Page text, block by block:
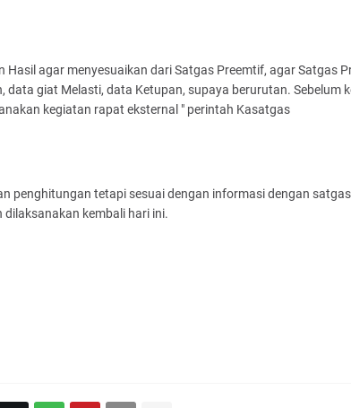
Hasil agar menyesuaikan dari Satgas Preemtif, agar Satgas
data giat Melasti, data Ketupan, supaya berurutan. Sebelum
kegiatan rapat eksternal " perintah Kasatgas
penghitungan tetapi sesuai dengan informasi dengan
kembali hari ini.